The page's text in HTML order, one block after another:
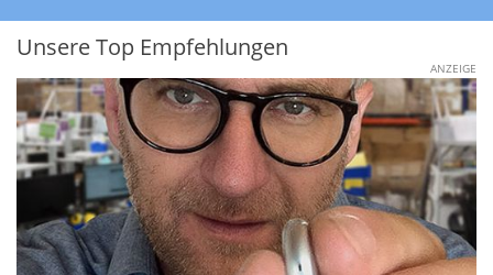
Unsere Top Empfehlungen
ANZEIGE